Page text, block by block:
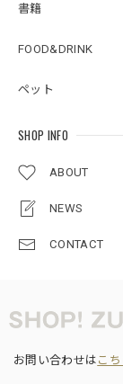
書籍
FOOD&DRINK
ペット
SHOP INFO
ABOUT
NEWS
CONTACT
お問い合わせは こち